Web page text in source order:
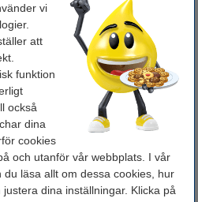
vi
att
funktion
också
dina
cookies
och utanför vår webbplats. I vår
du läsa allt om dessa cookies, hur
dina inställningar. Klicka på